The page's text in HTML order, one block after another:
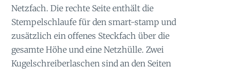
Netzfach. Die rechte Seite enthält die
Stempelschlaufe für den smart-stamp und
zusätzlich ein offenes Steckfach über die
gesamte Höhe und eine Netzhülle. Zwei
Kugelschreiberlaschen sind an den Seiten